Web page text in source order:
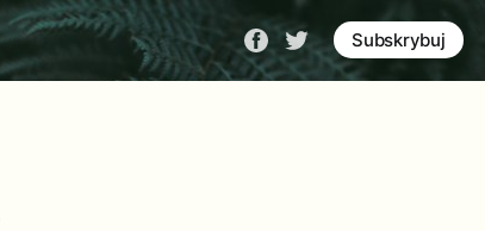
Subskrybuj